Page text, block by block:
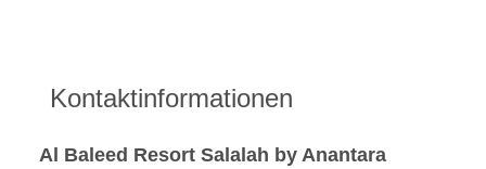
Kontaktinformationen
Al Baleed Resort Salalah by Anantara